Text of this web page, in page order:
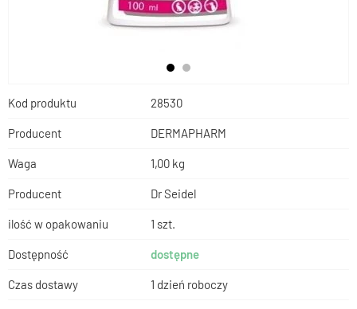
Kod produktu 28530
Producent DERMAPHARM
Waga 1,00 kg
Producent Dr Seidel
ilość w opakowaniu 1 szt.
Dostępność dostępne
Czas dostawy 1 dzień roboczy